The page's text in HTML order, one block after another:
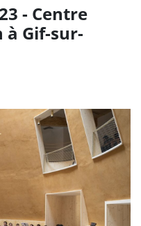
- Centre
à Gif-sur-